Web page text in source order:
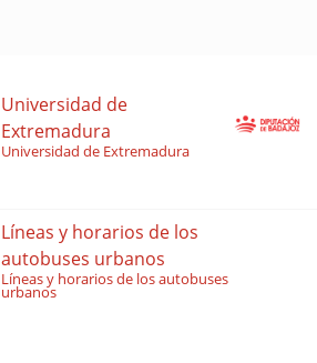
Universidad de
Extremadura
Universidad de Extremadura
Líneas y horarios de los
autobuses urbanos
Líneas y horarios de los autobuses
urbanos